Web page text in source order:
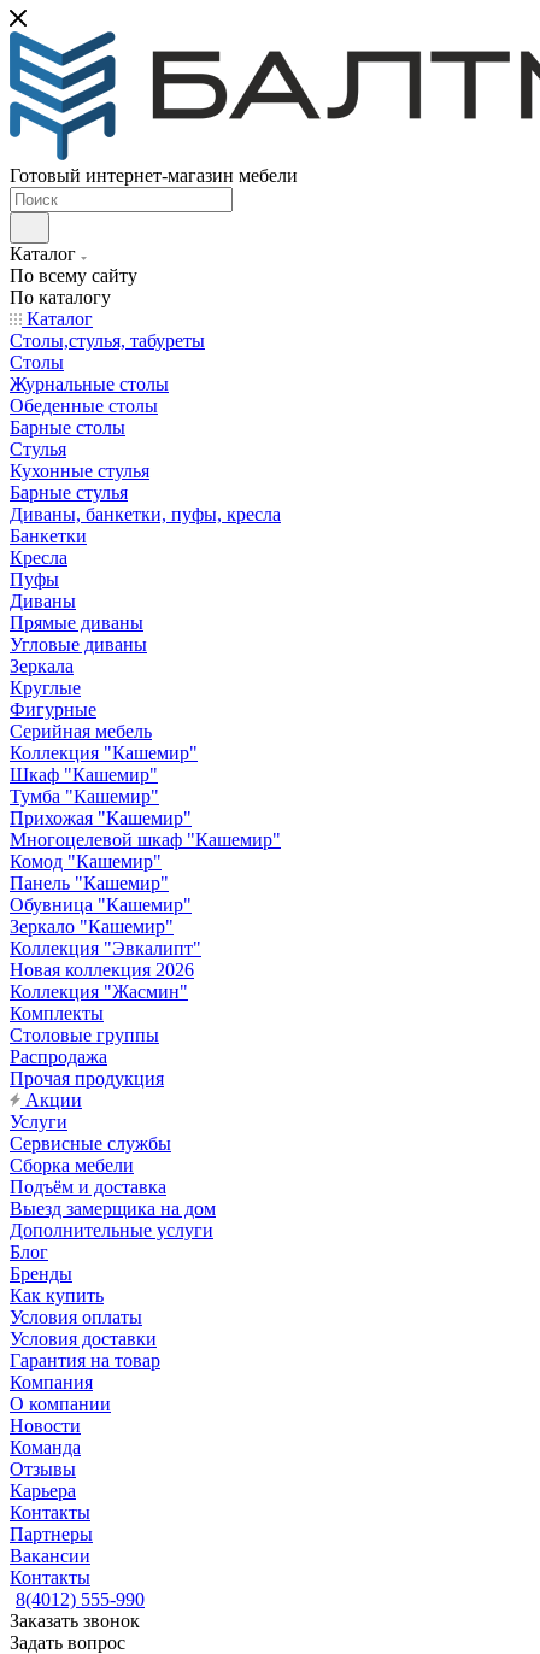
Готовый интернет-магазин мебели
Каталог
По всему сайту
По каталогу
Каталог
Столы,стулья, табуреты
Столы
Журнальные столы
Обеденные столы
Барные столы
Стулья
Кухонные стулья
Барные стулья
Диваны, банкетки, пуфы, кресла
Банкетки
Кресла
Пуфы
Диваны
Прямые диваны
Угловые диваны
Зеркала
Круглые
Фигурные
Серийная мебель
Коллекция "Кашемир"
Шкаф "Кашемир"
Тумба "Кашемир"
Прихожая "Кашемир"
Многоцелевой шкаф "Кашемир"
Комод "Кашемир"
Панель "Кашемир"
Обувница "Кашемир"
Зеркало "Кашемир"
Коллекция "Эвкалипт"
Новая коллекция 2026
Коллекция "Жасмин"
Комплекты
Столовые группы
Распродажа
Прочая продукция
Акции
Услуги
Сервисные службы
Сборка мебели
Подъём и доставка
Выезд замерщика на дом
Дополнительные услуги
Блог
Бренды
Как купить
Условия оплаты
Условия доставки
Гарантия на товар
Компания
О компании
Новости
Команда
Отзывы
Карьера
Контакты
Партнеры
Вакансии
Контакты
8(4012) 555-990
Заказать звонок
Задать вопрос